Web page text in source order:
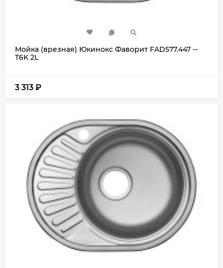
Мойка (врезная) Юкинокс Фаворит FAD577.447 --
T6K 2L
3 313 ₽